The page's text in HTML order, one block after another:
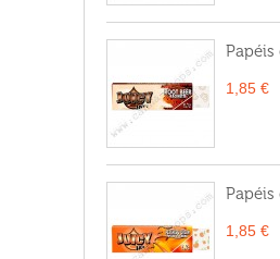
Papéis
1,85 €
Papéis
1,85 €